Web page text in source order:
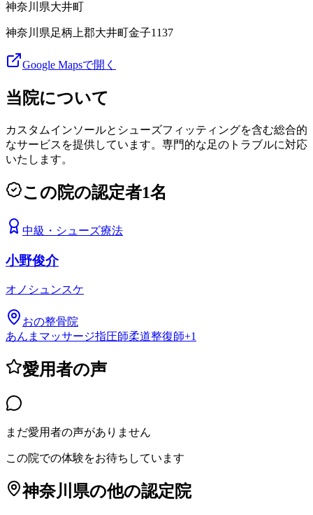
神奈川県大井町
神奈川県足柄上郡大井町金子1137
Google Mapsで開く
当院について
カスタムインソールとシューズフィッティングを含む総合的
なサービスを提供しています。専門的な足のトラブルに対応
いたします。
この院の認定者1名
中級 ・ シューズ療法
小野俊介
オノシュンスケ
おの整骨院
あんまマッサージ指圧師柔道整復師+1
愛用者の声
まだ愛用者の声がありません
この院での体験をお待ちしています
神奈川県の他の認定院